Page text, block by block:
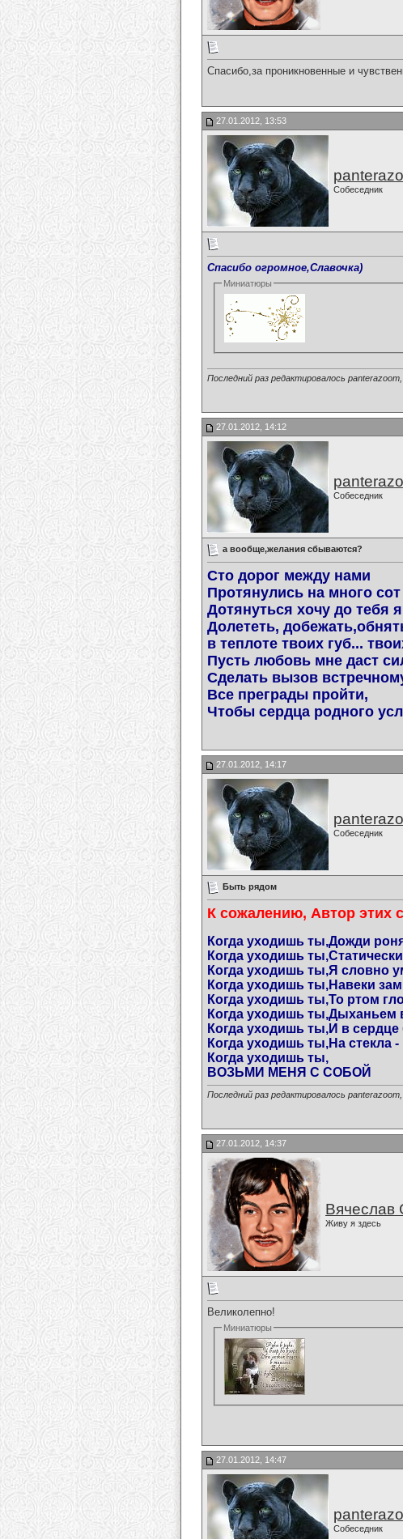
Спасибо,за проникновенные и
27.01.2012, 13:53
Собеседник
Спасибо огромное,Славочка)
Миниатюры
Последний раз редактировалось
27.01.2012, 14:12
Собеседник
а вообще,желания сбываются?
Сто дорог между нами
Протянулись на много
Дотянуться хочу до тебя
Долететь,
в теплоте твоих губ...
Пусть любовь мне даст
Сделать вызов
Все преграды пройти,
Чтобы сердца родного
27.01.2012, 14:17
Собеседник
Быть рядом
К сожалению, Автор этих
Когда уходишь ты,Дожди
Когда уходишь
Когда уходишь ты,Я словно
Когда уходишь ты,Навеки
Когда уходишь ты,То ртом
Когда уходишь ты,Дыханьем
Когда уходишь ты,И в
Когда уходишь ты,На стекла -
Когда уходишь ты,
ВОЗЬМИ МЕНЯ С СОБОЙ
Последний раз редактировалось
27.01.2012, 14:37
Вячеслав
Живу я здесь
Великолепно!
Миниатюры
27.01.2012, 14:47
Собеседник